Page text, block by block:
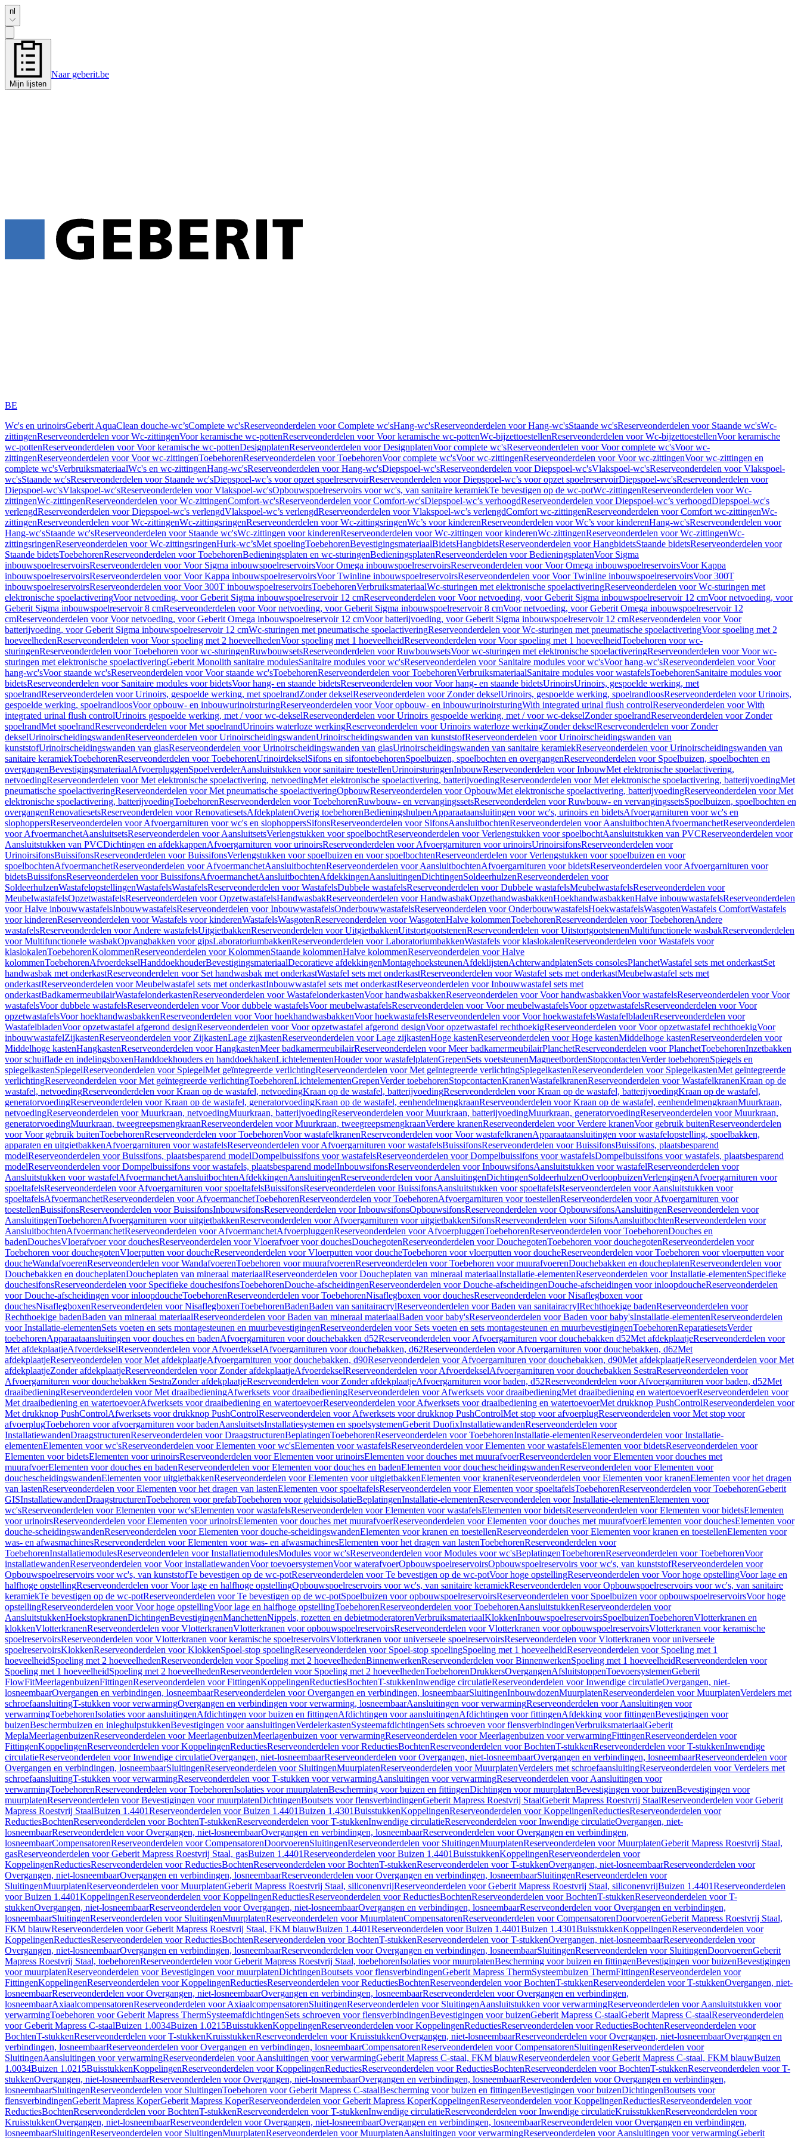
nl
Mijn lijsten
Naar geberit.be
BE
Wc's en urinoirsGeberit AquaClean douche-wc’sComplete wc'sReserveonderdelen voor Complete wc'sHang-wc'sReserveonderdelen voor Hang-wc'sStaande wc'sReserveonderdelen voor Staande wc'sWc-
zittingenReserveonderdelen voor Wc-zittingenVoor keramische wc-pottenReserveonderdelen voor Voor keramische wc-pottenWc-bijzettoestellenReserveonderdelen voor Wc-bijzettoestellenVoor keramische
wc-pottenReserveonderdelen voor Voor keramische wc-pottenDesignplatenReserveonderdelen voor DesignplatenVoor complete wc'sReserveonderdelen voor Voor complete wc'sVoor wc-
zittingenReserveonderdelen voor Voor wc-zittingenToebehorenReserveonderdelen voor ToebehorenVoor complete wc'sVoor wc-zittingenReserveonderdelen voor Voor wc-zittingenVoor wc-zittingen en
complete wc'sVerbruiksmateriaalWc's en wc-zittingenHang-wc'sReserveonderdelen voor Hang-wc'sDiepspoel-wc'sReserveonderdelen voor Diepspoel-wc'sVlakspoel-wc'sReserveonderdelen voor Vlakspoel-
wc'sStaande wc'sReserveonderdelen voor Staande wc'sDiepspoel-wc’s voor opzet spoelreservoirReserveonderdelen voor Diepspoel-wc’s voor opzet spoelreservoirDiepspoel-wc'sReserveonderdelen voor
Diepspoel-wc'sVlakspoel-wc'sReserveonderdelen voor Vlakspoel-wc'sOpbouwspoelreservoirs voor wc's, van sanitaire keramiekTe bevestigen op de wc-potWc-zittingenReserveonderdelen voor Wc-
zittingenWc-zittingenReserveonderdelen voor Wc-zittingenComfort-wc'sReserveonderdelen voor Comfort-wc'sDiepspoel-wc’s verhoogdReserveonderdelen voor Diepspoel-wc’s verhoogdDiepspoel-wc's
verlengdReserveonderdelen voor Diepspoel-wc's verlengdVlakspoel-wc’s verlengdReserveonderdelen voor Vlakspoel-wc’s verlengdComfort wc-zittingenReserveonderdelen voor Comfort wc-zittingenWc-
zittingenReserveonderdelen voor Wc-zittingenWc-zittingsringenReserveonderdelen voor Wc-zittingsringenWc’s voor kinderenReserveonderdelen voor Wc’s voor kinderenHang-wc'sReserveonderdelen voor
Hang-wc'sStaande wc'sReserveonderdelen voor Staande wc'sWc-zittingen voor kinderenReserveonderdelen voor Wc-zittingen voor kinderenWc-zittingenReserveonderdelen voor Wc-zittingenWc-
zittingsringenReserveonderdelen voor Wc-zittingsringenHurk-wc’sMet spoelingToebehorenBevestigingsmateriaalBidetsHangbidetsReserveonderdelen voor HangbidetsStaande bidetsReserveonderdelen voor
Staande bidetsToebehorenReserveonderdelen voor ToebehorenBedieningsplaten en wc-sturingenBedieningsplatenReserveonderdelen voor BedieningsplatenVoor Sigma
inbouwspoelreservoirsReserveonderdelen voor Voor Sigma inbouwspoelreservoirsVoor Omega inbouwspoelreservoirsReserveonderdelen voor Voor Omega inbouwspoelreservoirsVoor Kappa
inbouwspoelreservoirsReserveonderdelen voor Voor Kappa inbouwspoelreservoirsVoor Twinline inbouwspoelreservoirsReserveonderdelen voor Voor Twinline inbouwspoelreservoirsVoor 300T
inbouwspoelreservoirsReserveonderdelen voor Voor 300T inbouwspoelreservoirsToebehorenVerbruiksmateriaalWc-sturingen met elektronische spoelactiveringReserveonderdelen voor Wc-sturingen met
elektronische spoelactiveringVoor netvoeding, voor Geberit Sigma inbouwspoelreservoir 12 cmReserveonderdelen voor Voor netvoeding, voor Geberit Sigma inbouwspoelreservoir 12 cmVoor netvoeding, voor
Geberit Sigma inbouwspoelreservoir 8 cmReserveonderdelen voor Voor netvoeding, voor Geberit Sigma inbouwspoelreservoir 8 cmVoor netvoeding, voor Geberit Omega inbouwspoelreservoir 12
cmReserveonderdelen voor Voor netvoeding, voor Geberit Omega inbouwspoelreservoir 12 cmVoor batterijvoeding, voor Geberit Sigma inbouwspoelreservoir 12 cmReserveonderdelen voor Voor
batterijvoeding, voor Geberit Sigma inbouwspoelreservoir 12 cmWc-sturingen met pneumatische spoelactiveringReserveonderdelen voor Wc-sturingen met pneumatische spoelactiveringVoor spoeling met 2
hoeveelhedenReserveonderdelen voor Voor spoeling met 2 hoeveelhedenVoor spoeling met 1 hoeveelheidReserveonderdelen voor Voor spoeling met 1 hoeveelheidToebehoren voor wc-
sturingenReserveonderdelen voor Toebehoren voor wc-sturingenRuwbouwsetsReserveonderdelen voor RuwbouwsetsVoor wc-sturingen met elektronische spoelactiveringReserveonderdelen voor Voor wc-
sturingen met elektronische spoelactiveringGeberit Monolith sanitaire modulesSanitaire modules voor wc'sReserveonderdelen voor Sanitaire modules voor wc'sVoor hang-wc'sReserveonderdelen voor Voor
hang-wc'sVoor staande wc'sReserveonderdelen voor Voor staande wc'sToebehorenReserveonderdelen voor ToebehorenVerbruiksmateriaalSanitaire modules voor wastafelsToebehorenSanitaire modules voor
bidetsReserveonderdelen voor Sanitaire modules voor bidetsVoor hang- en staande bidetsReserveonderdelen voor Voor hang- en staande bidetsUrinoirsUrinoirs, gespoelde werking, met
spoelrandReserveonderdelen voor Urinoirs, gespoelde werking, met spoelrandZonder dekselReserveonderdelen voor Zonder dekselUrinoirs, gespoelde werking, spoelrandloosReserveonderdelen voor Urinoirs,
gespoelde werking, spoelrandloosVoor opbouw- en inbouwurinoirsturingReserveonderdelen voor Voor opbouw- en inbouwurinoirsturingWith integrated urinal flush controlReserveonderdelen voor With
integrated urinal flush controlUrinoirs gespoelde werking, met / voor wc-dekselReserveonderdelen voor Urinoirs gespoelde werking, met / voor wc-dekselZonder spoelrandReserveonderdelen voor Zonder
spoelrandMet spoelrandReserveonderdelen voor Met spoelrandUrinoirs waterloze werkingReserveonderdelen voor Urinoirs waterloze werkingZonder dekselReserveonderdelen voor Zonder
dekselUrinoirscheidingswandenReserveonderdelen voor UrinoirscheidingswandenUrinoirscheidingswanden van kunststofReserveonderdelen voor Urinoirscheidingswanden van
kunststofUrinoirscheidingswanden van glasReserveonderdelen voor Urinoirscheidingswanden van glasUrinoirscheidingswanden van sanitaire keramiekReserveonderdelen voor Urinoirscheidingswanden van
sanitaire keramiekToebehorenReserveonderdelen voor ToebehorenUrinoirdekselSifons en sifontoebehorenSpoelbuizen, spoelbochten en overgangenReserveonderdelen voor Spoelbuizen, spoelbochten en
overgangenBevestigingsmateriaalAfvoerpluggenSpoelverdelerAansluitstukken voor sanitaire toestellenUrinoirsturingenInbouwReserveonderdelen voor InbouwMet elektronische spoelactivering,
netvoedingReserveonderdelen voor Met elektronische spoelactivering, netvoedingMet elektronische spoelactivering, batterijvoedingReserveonderdelen voor Met elektronische spoelactivering, batterijvoedingMet
pneumatische spoelactiveringReserveonderdelen voor Met pneumatische spoelactiveringOpbouwReserveonderdelen voor OpbouwMet elektronische spoelactivering, batterijvoedingReserveonderdelen voor Met
elektronische spoelactivering, batterijvoedingToebehorenReserveonderdelen voor ToebehorenRuwbouw- en vervangingssetsReserveonderdelen voor Ruwbouw- en vervangingssetsSpoelbuizen, spoelbochten en
overgangenRenovatiesetsReserveonderdelen voor RenovatiesetsAfdekplatenOverig toebehorenBedieningshulpenApparaataansluitingen voor wc's, urinoirs en bidetsAfvoergarnituren voor wc's en
slophoppersReserveonderdelen voor Afvoergarnituren voor wc's en slophoppersSifonsReserveonderdelen voor SifonsAansluitbochtenReserveonderdelen voor AansluitbochtenAfvoermanchetReserveonderdelen
voor AfvoermanchetAansluitsetsReserveonderdelen voor AansluitsetsVerlengstukken voor spoelbochtReserveonderdelen voor Verlengstukken voor spoelbochtAansluitstukken van PVCReserveonderdelen voor
Aansluitstukken van PVCDichtingen en afdekkappenAfvoergarnituren voor urinoirsReserveonderdelen voor Afvoergarnituren voor urinoirsUrinoirsifonsReserveonderdelen voor
UrinoirsifonsBuissifonsReserveonderdelen voor BuissifonsVerlengstukken voor spoelbuizen en voor spoelbochtenReserveonderdelen voor Verlengstukken voor spoelbuizen en voor
spoelbochtenAfvoermanchetReserveonderdelen voor AfvoermanchetAansluitbochtenReserveonderdelen voor AansluitbochtenAfvoergarnituren voor bidetsReserveonderdelen voor Afvoergarnituren voor
bidetsBuissifonsReserveonderdelen voor BuissifonsAfvoermanchetAansluitbochtenAfdekkingenAansluitingenDichtingenSoldeerhulzenReserveonderdelen voor
SoldeerhulzenWastafelopstellingenWastafelsWastafelsReserveonderdelen voor WastafelsDubbele wastafelsReserveonderdelen voor Dubbele wastafelsMeubelwastafelsReserveonderdelen voor
MeubelwastafelsOpzetwastafelsReserveonderdelen voor OpzetwastafelsHandwasbakReserveonderdelen voor HandwasbakOpzethandwasbakkenHoekhandwasbakkenHalve inbouwwastafelsReserveonderdelen
voor Halve inbouwwastafelsInbouwwastafelsReserveonderdelen voor InbouwwastafelsOnderbouwwastafelsReserveonderdelen voor OnderbouwwastafelsHoekwastafelsWasgotenWastafels ComfortWastafels
voor kinderenReserveonderdelen voor Wastafels voor kinderenWastafelsWasgotenReserveonderdelen voor WasgotenHalve kolommenToebehorenReserveonderdelen voor ToebehorenAndere
wastafelsReserveonderdelen voor Andere wastafelsUitgietbakkenReserveonderdelen voor UitgietbakkenUitstortgootstenenReserveonderdelen voor UitstortgootstenenMultifunctionele wasbakReserveonderdelen
voor Multifunctionele wasbakOpvangbakken voor gipsLaboratoriumbakkenReserveonderdelen voor LaboratoriumbakkenWastafels voor klaslokalenReserveonderdelen voor Wastafels voor
klaslokalenToebehorenKolommenReserveonderdelen voor KolommenStaande kolommenHalve kolommenReserveonderdelen voor Halve
kolommenToebehorenAfvoerdekselHanddoekhouderBevestigingsmateriaalDecoratieve afdekkingenMontagehoeksteunenAfdeklijstenAchterwandplatenSets consolesPlanchetWastafel sets met onderkastSet
handwasbak met onderkastReserveonderdelen voor Set handwasbak met onderkastWastafel sets met onderkastReserveonderdelen voor Wastafel sets met onderkastMeubelwastafel sets met
onderkastReserveonderdelen voor Meubelwastafel sets met onderkastInbouwwastafel sets met onderkastReserveonderdelen voor Inbouwwastafel sets met
onderkastBadkamermeubilairWastafelonderkastenReserveonderdelen voor WastafelonderkastenVoor handwasbakkenReserveonderdelen voor Voor handwasbakkenVoor wastafelsReserveonderdelen voor Voor
wastafelsVoor dubbele wastafelsReserveonderdelen voor Voor dubbele wastafelsVoor meubelwastafelsReserveonderdelen voor Voor meubelwastafelsVoor opzetwastafelsReserveonderdelen voor Voor
opzetwastafelsVoor hoekhandwasbakkenReserveonderdelen voor Voor hoekhandwasbakkenVoor hoekwastafelsReserveonderdelen voor Voor hoekwastafelsWastafelbladenReserveonderdelen voor
WastafelbladenVoor opzetwastafel afgerond designReserveonderdelen voor Voor opzetwastafel afgerond designVoor opzetwastafel rechthoekigReserveonderdelen voor Voor opzetwastafel rechthoekigVoor
inbouwwastafelZijkastenReserveonderdelen voor ZijkastenLage zijkastenReserveonderdelen voor Lage zijkastenHoge kastenReserveonderdelen voor Hoge kastenMiddelhoge kastenReserveonderdelen voor
Middelhoge kastenHangkastenReserveonderdelen voor HangkastenMeer badkamermeubilairReserveonderdelen voor Meer badkamermeubilairPlanchetReserveonderdelen voor PlanchetToebehorenInzetbakken
voor schuiflade en indelingsboxenHanddoekhouders en handdoekhakenLichtelementenHouder voor wastafelplatenGrepenSets voetsteunenMagneetbordenStopcontactenVerder toebehorenSpiegels en
spiegelkastenSpiegelReserveonderdelen voor SpiegelMet geïntegreerde verlichtingReserveonderdelen voor Met geïntegreerde verlichtingSpiegelkastenReserveonderdelen voor SpiegelkastenMet geïntegreerde
verlichtingReserveonderdelen voor Met geïntegreerde verlichtingToebehorenLichtelementenGrepenVerder toebehorenStopcontactenKranenWastafelkranenReserveonderdelen voor WastafelkranenKraan op de
wastafel, netvoedingReserveonderdelen voor Kraan op de wastafel, netvoedingKraan op de wastafel, batterijvoedingReserveonderdelen voor Kraan op de wastafel, batterijvoedingKraan op de wastafel,
generatorvoedingReserveonderdelen voor Kraan op de wastafel, generatorvoedingKraan op de wastafel, eenhendelmengkraanReserveonderdelen voor Kraan op de wastafel, eenhendelmengkraanMuurkraan,
netvoedingReserveonderdelen voor Muurkraan, netvoedingMuurkraan, batterijvoedingReserveonderdelen voor Muurkraan, batterijvoedingMuurkraan, generatorvoedingReserveonderdelen voor Muurkraan,
generatorvoedingMuurkraan, tweegreepsmengkraanReserveonderdelen voor Muurkraan, tweegreepsmengkraanVerdere kranenReserveonderdelen voor Verdere kranenVoor gebruik buitenReserveonderdelen
voor Voor gebruik buitenToebehorenReserveonderdelen voor ToebehorenVoor wastafelkranenReserveonderdelen voor Voor wastafelkranenApparaataansluitingen voor wastafelopstelling, spoelbakken,
apparaten en uitgietbakkenAfvoergarnituren voor wastafelsReserveonderdelen voor Afvoergarnituren voor wastafelsBuissifonsReserveonderdelen voor BuissifonsBuissifons, plaatsbesparend
modelReserveonderdelen voor Buissifons, plaatsbesparend modelDompelbuissifons voor wastafelsReserveonderdelen voor Dompelbuissifons voor wastafelsDompelbuissifons voor wastafels, plaatsbesparend
modelReserveonderdelen voor Dompelbuissifons voor wastafels, plaatsbesparend modelInbouwsifonsReserveonderdelen voor InbouwsifonsAansluitstukken voor wastafelReserveonderdelen voor
Aansluitstukken voor wastafelAfvoermanchetAansluitbochtenAfdekkingenAansluitingenReserveonderdelen voor AansluitingenDichtingenSoldeerhulzenOverloopbuizenVerlengingenAfvoergarnituren voor
spoeltafelsReserveonderdelen voor Afvoergarnituren voor spoeltafelsBuissifonsReserveonderdelen voor BuissifonsAansluitstukken voor spoeltafelsReserveonderdelen voor Aansluitstukken voor
spoeltafelsAfvoermanchetReserveonderdelen voor AfvoermanchetToebehorenReserveonderdelen voor ToebehorenAfvoergarnituren voor toestellenReserveonderdelen voor Afvoergarnituren voor
toestellenBuissifonsReserveonderdelen voor BuissifonsInbouwsifonsReserveonderdelen voor InbouwsifonsOpbouwsifonsReserveonderdelen voor OpbouwsifonsAansluitingenReserveonderdelen voor
AansluitingenToebehorenAfvoergarnituren voor uitgietbakkenReserveonderdelen voor Afvoergarnituren voor uitgietbakkenSifonsReserveonderdelen voor SifonsAansluitbochtenReserveonderdelen voor
AansluitbochtenAfvoermanchetReserveonderdelen voor AfvoermanchetAfvoerpluggenReserveonderdelen voor AfvoerpluggenToebehorenReserveonderdelen voor ToebehorenDouches en
badenDouchesVloerafvoer voor douchesReserveonderdelen voor Vloerafvoer voor douchesDouchegotenReserveonderdelen voor DouchegotenToebehoren voor douchegotenReserveonderdelen voor
Toebehoren voor douchegotenVloerputten voor doucheReserveonderdelen voor Vloerputten voor doucheToebehoren voor vloerputten voor doucheReserveonderdelen voor Toebehoren voor vloerputten voor
doucheWandafvoerenReserveonderdelen voor WandafvoerenToebehoren voor muurafvoerenReserveonderdelen voor Toebehoren voor muurafvoerenDouchebakken en doucheplatenReserveonderdelen voor
Douchebakken en doucheplatenDoucheplaten van mineraal materiaalReserveonderdelen voor Doucheplaten van mineraal materiaalInstallatie-elementenReserveonderdelen voor Installatie-elementenSpecifieke
douchesifonsReserveonderdelen voor Specifieke douchesifonsToebehorenDouche-afscheidingenReserveonderdelen voor Douche-afscheidingenDouche-afscheidingen voor inloopdoucheReserveonderdelen
voor Douche-afscheidingen voor inloopdoucheToebehorenReserveonderdelen voor ToebehorenNisaflegboxen voor douchesReserveonderdelen voor Nisaflegboxen voor
douchesNisaflegboxenReserveonderdelen voor NisaflegboxenToebehorenBadenBaden van sanitairacrylReserveonderdelen voor Baden van sanitairacrylRechthoekige badenReserveonderdelen voor
Rechthoekige badenBaden van mineraal materiaalReserveonderdelen voor Baden van mineraal materiaalBaden voor baby'sReserveonderdelen voor Baden voor baby'sInstallatie-elementenReserveonderdelen
voor Installatie-elementenSets voeten en sets montagesteunen en muurbevestigingenReserveonderdelen voor Sets voeten en sets montagesteunen en muurbevestigingenToebehorenReparatiesetsVerder
toebehorenApparaataansluitingen voor douches en badenAfvoergarnituren voor douchebakken d52Reserveonderdelen voor Afvoergarnituren voor douchebakken d52Met afdekplaatjeReserveonderdelen voor
Met afdekplaatjeAfvoerdekselReserveonderdelen voor AfvoerdekselAfvoergarnituren voor douchebakken, d62Reserveonderdelen voor Afvoergarnituren voor douchebakken, d62Met
afdekplaatjeReserveonderdelen voor Met afdekplaatjeAfvoergarnituren voor douchebakken, d90Reserveonderdelen voor Afvoergarnituren voor douchebakken, d90Met afdekplaatjeReserveonderdelen voor Met
afdekplaatjeZonder afdekplaatjeReserveonderdelen voor Zonder afdekplaatjeAfvoerdekselReserveonderdelen voor AfvoerdekselAfvoergarnituren voor douchebakken SestraReserveonderdelen voor
Afvoergarnituren voor douchebakken SestraZonder afdekplaatjeReserveonderdelen voor Zonder afdekplaatjeAfvoergarnituren voor baden, d52Reserveonderdelen voor Afvoergarnituren voor baden, d52Met
draaibedieningReserveonderdelen voor Met draaibedieningAfwerksets voor draaibedieningReserveonderdelen voor Afwerksets voor draaibedieningMet draaibediening en watertoevoerReserveonderdelen voor
Met draaibediening en watertoevoerAfwerksets voor draaibediening en watertoevoerReserveonderdelen voor Afwerksets voor draaibediening en watertoevoerMet drukknop PushControlReserveonderdelen voor
Met drukknop PushControlAfwerksets voor drukknop PushControlReserveonderdelen voor Afwerksets voor drukknop PushControlMet stop voor afvoerplugReserveonderdelen voor Met stop voor
afvoerplugToebehoren voor afvoergarnituren voor badenAansluitsetsInstallatiesystemen en spoelsystemenGeberit DuofixInstallatiewandenReserveonderdelen voor
InstallatiewandenDraagstructurenReserveonderdelen voor DraagstructurenBeplatingenToebehorenReserveonderdelen voor ToebehorenInstallatie-elementenReserveonderdelen voor Installatie-
elementenElementen voor wc'sReserveonderdelen voor Elementen voor wc'sElementen voor wastafelsReserveonderdelen voor Elementen voor wastafelsElementen voor bidetsReserveonderdelen voor
Elementen voor bidetsElementen voor urinoirsReserveonderdelen voor Elementen voor urinoirsElementen voor douches met muurafvoerReserveonderdelen voor Elementen voor douches met
muurafvoerElementen voor douches en badenReserveonderdelen voor Elementen voor douches en badenElementen voor douchescheidingswandenReserveonderdelen voor Elementen voor
douchescheidingswandenElementen voor uitgietbakkenReserveonderdelen voor Elementen voor uitgietbakkenElementen voor kranenReserveonderdelen voor Elementen voor kranenElementen voor het dragen
van lastenReserveonderdelen voor Elementen voor het dragen van lastenElementen voor spoeltafelsReserveonderdelen voor Elementen voor spoeltafelsToebehorenReserveonderdelen voor ToebehorenGeberit
GISInstallatiewandenDraagstructurenToebehoren voor prefabToebehoren voor geluidsisolatieBeplatingenInstallatie-elementenReserveonderdelen voor Installatie-elementenElementen voor
wc'sReserveonderdelen voor Elementen voor wc'sElementen voor wastafelsReserveonderdelen voor Elementen voor wastafelsElementen voor bidetsReserveonderdelen voor Elementen voor bidetsElementen
voor urinoirsReserveonderdelen voor Elementen voor urinoirsElementen voor douches met muurafvoerReserveonderdelen voor Elementen voor douches met muurafvoerElementen voor douchesElementen voor
douche-scheidingswandenReserveonderdelen voor Elementen voor douche-scheidingswandenElementen voor kranen en toestellenReserveonderdelen voor Elementen voor kranen en toestellenElementen voor
was- en afwasmachinesReserveonderdelen voor Elementen voor was- en afwasmachinesElementen voor het dragen van lastenToebehorenReserveonderdelen voor
ToebehorenInstallatiemodulesReserveonderdelen voor InstallatiemodulesModules voor wc'sReserveonderdelen voor Modules voor wc'sBeplatingenToebehorenReserveonderdelen voor ToebehorenVoor
installatiewandenReserveonderdelen voor Voor installatiewandenVoor toevoersystemenVoor waterafvoerOpbouwspoelreservoirsOpbouwspoelreservoirs voor wc's, van kunststofReserveonderdelen voor
Opbouwspoelreservoirs voor wc's, van kunststofTe bevestigen op de wc-potReserveonderdelen voor Te bevestigen op de wc-potVoor hoge opstellingReserveonderdelen voor Voor hoge opstellingVoor lage en
halfhoge opstellingReserveonderdelen voor Voor lage en halfhoge opstellingOpbouwspoelreservoirs voor wc's, van sanitaire keramiekReserveonderdelen voor Opbouwspoelreservoirs voor wc's, van sanitaire
keramiekTe bevestigen op de wc-potReserveonderdelen voor Te bevestigen op de wc-potSpoelbuizen voor opbouwspoelreservoirsReserveonderdelen voor Spoelbuizen voor opbouwspoelreservoirsVoor hoge
opstellingReserveonderdelen voor Voor hoge opstellingVoor lage en halfhoge opstellingToebehorenReserveonderdelen voor ToebehorenAansluitstukkenReserveonderdelen voor
AansluitstukkenHoekstopkranenDichtingenBevestigingenManchettenNippels, rozetten en debietmoderatorenVerbruiksmateriaalKlokkenInbouwspoelreservoirsSpoelbuizenToebehorenVlotterkranen en
klokkenVlotterkranenReserveonderdelen voor VlotterkranenVlotterkranen voor opbouwspoelreservoirsReserveonderdelen voor Vlotterkranen voor opbouwspoelreservoirsVlotterkranen voor keramische
spoelreservoirsReserveonderdelen voor Vlotterkranen voor keramische spoelreservoirsVlotterkranen voor universeele spoelreservoirsReserveonderdelen voor Vlotterkranen voor universeele
spoelreservoirsKlokkenReserveonderdelen voor KlokkenSpoel-stop spoelingReserveonderdelen voor Spoel-stop spoelingSpoeling met 1 hoeveelheidReserveonderdelen voor Spoeling met 1
hoeveelheidSpoeling met 2 hoeveelhedenReserveonderdelen voor Spoeling met 2 hoeveelhedenBinnenwerkenReserveonderdelen voor BinnenwerkenSpoeling met 1 hoeveelheidReserveonderdelen voor
Spoeling met 1 hoeveelheidSpoeling met 2 hoeveelhedenReserveonderdelen voor Spoeling met 2 hoeveelhedenToebehorenDrukkersOvergangenAfsluitstoppenToevoersystemenGeberit
FlowFitMeerlagenbuizenFittingenReserveonderdelen voor FittingenKoppelingenReductiesBochtenT-stukkenInwendige circulatieReserveonderdelen voor Inwendige circulatieOvergangen, niet-
losneembaarOvergangen en verbindingen, losneembaarReserveonderdelen voor Overgangen en verbindingen, losneembaarSluitingenInbouwdozenMuurplatenReserveonderdelen voor MuurplatenVerdelers met
schroefaansluitingT-stukken voor verwarmingOvergangen en verbindingen voor verwarming, losneembaarAansluitingen voor verwarmingReserveonderdelen voor Aansluitingen voor
verwarmingToebehorenIsolaties voor aansluitingenAfdichtingen voor buizen en fittingenAfdichtingen voor aansluitingenAfdichtingen voor fittingenAfdekking voor fittingenBevestigingen voor
buizenBeschermbuizen en inleghulpstukkenBevestigingen voor aansluitingenVerdelerkastenSysteemafdichtingenSets schroeven voor flensverbindingenVerbruiksmateriaalGeberit
MeplaMeerlagenbuizenReserveonderdelen voor MeerlagenbuizenMeerlagenbuizen voor verwarmingReserveonderdelen voor Meerlagenbuizen voor verwarmingFittingenReserveonderdelen voor
FittingenKoppelingenReserveonderdelen voor KoppelingenReductiesReserveonderdelen voor ReductiesBochtenReserveonderdelen voor BochtenT-stukkenReserveonderdelen voor T-stukkenInwendige
circulatieReserveonderdelen voor Inwendige circulatieOvergangen, niet-losneembaarReserveonderdelen voor Overgangen, niet-losneembaarOvergangen en verbindingen, losneembaarReserveonderdelen voor
Overgangen en verbindingen, losneembaarSluitingenReserveonderdelen voor SluitingenMuurplatenReserveonderdelen voor MuurplatenVerdelers met schroefaansluitingReserveonderdelen voor Verdelers met
schroefaansluitingT-stukken voor verwarmingReserveonderdelen voor T-stukken voor verwarmingAansluitingen voor verwarmingReserveonderdelen voor Aansluitingen voor
verwarmingToebehorenReserveonderdelen voor ToebehorenIsolaties voor muurplatenBescherming voor buizen en fittingenDichtingen voor muurplatenBevestigingen voor buizenBevestigingen voor
muurplatenReserveonderdelen voor Bevestigingen voor muurplatenDichtingenBoutsets voor flensverbindingenGeberit Mapress Roestvrij StaalGeberit Mapress Roestvrij StaalReserveonderdelen voor Geberit
Mapress Roestvrij StaalBuizen 1.4401Reserveonderdelen voor Buizen 1.4401Buizen 1.4301BuisstukkenKoppelingenReserveonderdelen voor KoppelingenReductiesReserveonderdelen voor
ReductiesBochtenReserveonderdelen voor BochtenT-stukkenReserveonderdelen voor T-stukkenInwendige circulatieReserveonderdelen voor Inwendige circulatieOvergangen, niet-
losneembaarReserveonderdelen voor Overgangen, niet-losneembaarOvergangen en verbindingen, losneembaarReserveonderdelen voor Overgangen en verbindingen,
losneembaarCompensatorenReserveonderdelen voor CompensatorenDoorvoerenSluitingenReserveonderdelen voor SluitingenMuurplatenReserveonderdelen voor MuurplatenGeberit Mapress Roestvrij Staal,
gasReserveonderdelen voor Geberit Mapress Roestvrij Staal, gasBuizen 1.4401Reserveonderdelen voor Buizen 1.4401BuisstukkenKoppelingenReserveonderdelen voor
KoppelingenReductiesReserveonderdelen voor ReductiesBochtenReserveonderdelen voor BochtenT-stukkenReserveonderdelen voor T-stukkenOvergangen, niet-losneembaarReserveonderdelen voor
Overgangen, niet-losneembaarOvergangen en verbindingen, losneembaarReserveonderdelen voor Overgangen en verbindingen, losneembaarSluitingenReserveonderdelen voor
SluitingenMuurplatenReserveonderdelen voor MuurplatenGeberit Mapress Roestvrij Staal, siliconenvrijReserveonderdelen voor Geberit Mapress Roestvrij Staal, siliconenvrijBuizen 1.4401Reserveonderdelen
voor Buizen 1.4401KoppelingenReserveonderdelen voor KoppelingenReductiesReserveonderdelen voor ReductiesBochtenReserveonderdelen voor BochtenT-stukkenReserveonderdelen voor T-
stukkenOvergangen, niet-losneembaarReserveonderdelen voor Overgangen, niet-losneembaarOvergangen en verbindingen, losneembaarReserveonderdelen voor Overgangen en verbindingen,
losneembaarSluitingenReserveonderdelen voor SluitingenMuurplatenReserveonderdelen voor MuurplatenCompensatorenReserveonderdelen voor CompensatorenDoorvoerenGeberit Mapress Roestvrij Staal,
FKM blauwReserveonderdelen voor Geberit Mapress Roestvrij Staal, FKM blauwBuizen 1.4401Reserveonderdelen voor Buizen 1.4401Buizen 1.4301BuisstukkenKoppelingenReserveonderdelen voor
KoppelingenReductiesReserveonderdelen voor ReductiesBochtenReserveonderdelen voor BochtenT-stukkenReserveonderdelen voor T-stukkenOvergangen, niet-losneembaarReserveonderdelen voor
Overgangen, niet-losneembaarOvergangen en verbindingen, losneembaarReserveonderdelen voor Overgangen en verbindingen, losneembaarSluitingenReserveonderdelen voor SluitingenDoorvoerenGeberit
Mapress Roestvrij Staal, toebehorenReserveonderdelen voor Geberit Mapress Roestvrij Staal, toebehorenIsolaties voor muurplatenBescherming voor buizen en fittingenBevestigingen voor buizenBevestigingen
voor muurplatenReserveonderdelen voor Bevestigingen voor muurplatenDichtingenBoutsets voor flensverbindingenGeberit Mapress ThermSysteembuizen ThermFittingenReserveonderdelen voor
FittingenKoppelingenReserveonderdelen voor KoppelingenReductiesReserveonderdelen voor ReductiesBochtenReserveonderdelen voor BochtenT-stukkenReserveonderdelen voor T-stukkenOvergangen, niet-
losneembaarReserveonderdelen voor Overgangen, niet-losneembaarOvergangen en verbindingen, losneembaarReserveonderdelen voor Overgangen en verbindingen,
losneembaarAxiaalcompensatorenReserveonderdelen voor AxiaalcompensatorenSluitingenReserveonderdelen voor SluitingenAansluitstukken voor verwarmingReserveonderdelen voor Aansluitstukken voor
verwarmingToebehoren voor Geberit Mapress ThermSysteemafdichtingenSets schroeven voor flensverbindingenBevestigingen voor buizenGeberit Mapress C-staalGeberit Mapress C-staalReserveonderdelen
voor Geberit Mapress C-staalBuizen 1.0034Buizen 1.0215BuisstukkenKoppelingenReserveonderdelen voor KoppelingenReductiesReserveonderdelen voor ReductiesBochtenReserveonderdelen voor
BochtenT-stukkenReserveonderdelen voor T-stukkenKruisstukkenReserveonderdelen voor KruisstukkenOvergangen, niet-losneembaarReserveonderdelen voor Overgangen, niet-losneembaarOvergangen en
verbindingen, losneembaarReserveonderdelen voor Overgangen en verbindingen, losneembaarCompensatorenReserveonderdelen voor CompensatorenSluitingenReserveonderdelen voor
SluitingenAansluitingen voor verwarmingReserveonderdelen voor Aansluitingen voor verwarmingGeberit Mapress C-staal, FKM blauwReserveonderdelen voor Geberit Mapress C-staal, FKM blauwBuizen
1.0034Buizen 1.0215BuisstukkenKoppelingenReserveonderdelen voor KoppelingenReductiesReserveonderdelen voor ReductiesBochtenReserveonderdelen voor BochtenT-stukkenReserveonderdelen voor T-
stukkenOvergangen, niet-losneembaarReserveonderdelen voor Overgangen, niet-losneembaarOvergangen en verbindingen, losneembaarReserveonderdelen voor Overgangen en verbindingen,
losneembaarSluitingenReserveonderdelen voor SluitingenToebehoren voor Geberit Mapress C-staalBescherming voor buizen en fittingenBevestigingen voor buizenDichtingenBoutsets voor
flensverbindingenGeberit Mapress KoperGeberit Mapress KoperReserveonderdelen voor Geberit Mapress KoperKoppelingenReserveonderdelen voor KoppelingenReductiesReserveonderdelen voor
ReductiesBochtenReserveonderdelen voor BochtenT-stukkenReserveonderdelen voor T-stukkenInwendige circulatieReserveonderdelen voor Inwendige circulatieKruisstukkenReserveonderdelen voor
KruisstukkenOvergangen, niet-losneembaarReserveonderdelen voor Overgangen, niet-losneembaarOvergangen en verbindingen, losneembaarReserveonderdelen voor Overgangen en verbindingen,
losneembaarSluitingenReserveonderdelen voor SluitingenMuurplatenReserveonderdelen voor MuurplatenAansluitingen voor verwarmingReserveonderdelen voor Aansluitingen voor verwarmingGeberit